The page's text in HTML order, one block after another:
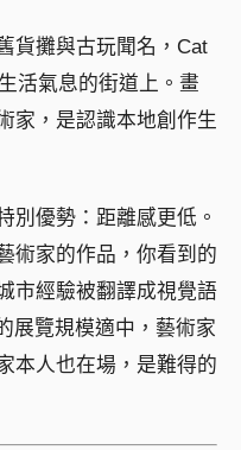
貨攤與古玩聞名，Cat
活氣息的街道上。畫
家，是認識本地創作生
別優勢：距離感更低。
術家的作品，你看到的
市經驗被翻譯成視覺語
展覽規模適中，藝術家
本人也在場，是難得的